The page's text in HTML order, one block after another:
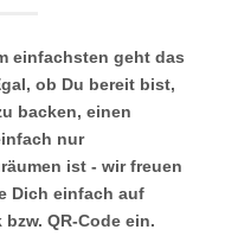
einfachsten geht das
ob Du bereit bist,
backen, einen
nur
ist - wir freuen
Dich einfach auf
QR-Code ein.